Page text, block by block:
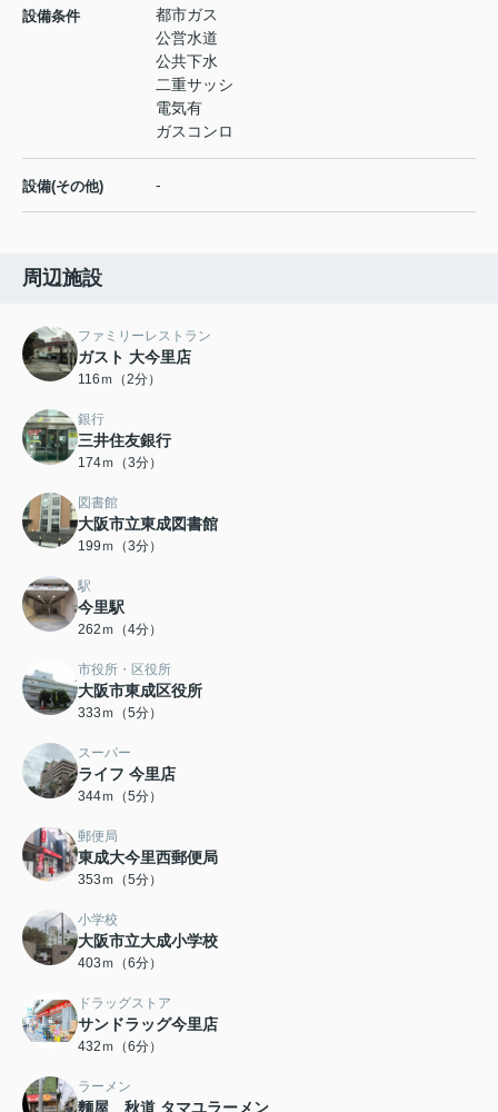
設備条件
都市ガス
公営水道
公共下水
二重サッシ
電気有
ガスコンロ
設備(その他) -
周辺施設
ファミリーレストラン
ガスト 大今里店
116ｍ（2分）
銀行
三井住友銀行
174ｍ（3分）
図書館
大阪市立東成図書館
199ｍ（3分）
駅
今里駅
262ｍ（4分）
市役所・区役所
大阪市東成区役所
333ｍ（5分）
スーパー
ライフ 今里店
344ｍ（5分）
郵便局
東成大今里西郵便局
353ｍ（5分）
小学校
大阪市立大成小学校
403ｍ（6分）
ドラッグストア
サンドラッグ今里店
432ｍ（6分）
ラーメン
麵屋 秋道 タマユラーメン